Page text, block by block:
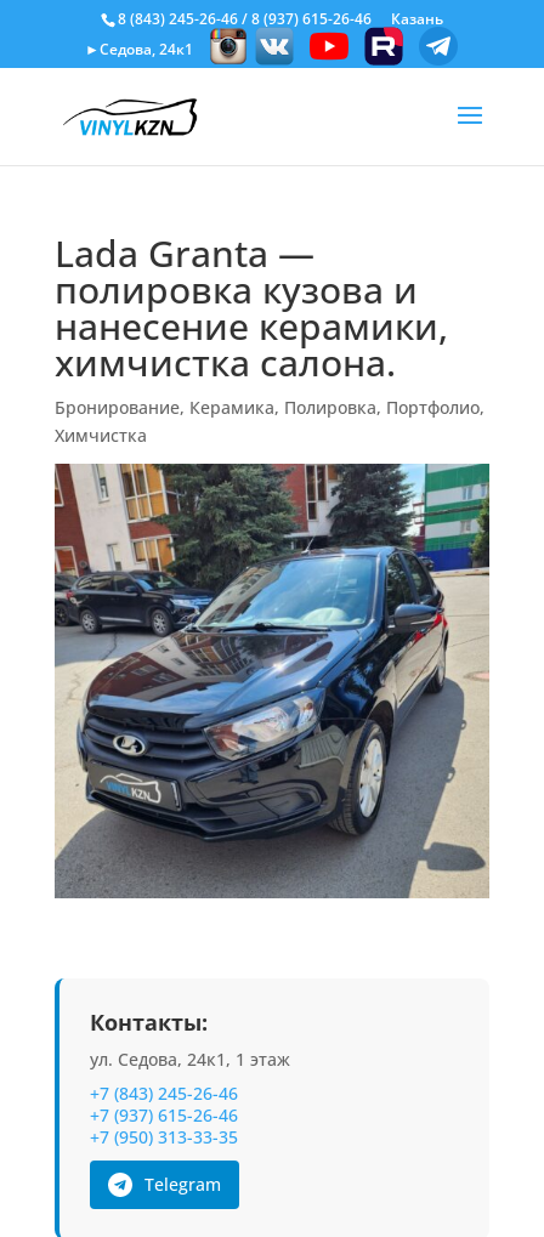
8 (843) 245-26-46/8 (937) 615-26-46
Казань
►Седова, 24к1
Lada Granta —
полировка кузова и
нанесение керамики,
химчистка салона.
Бронирование, Керамика, Полировка, Портфолио,
Химчистка
Контакты:
ул. Седова, 24к1, 1 этаж
+7 (843) 245-26-46
+7 (937) 615-26-46
+7 (950) 313-33-35
Telegram